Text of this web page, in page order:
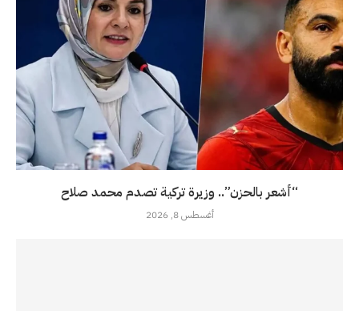
“أشعر بالحزن”.. وزيرة تركية تصدم محمد صلاح
أغسطس 8, 2026